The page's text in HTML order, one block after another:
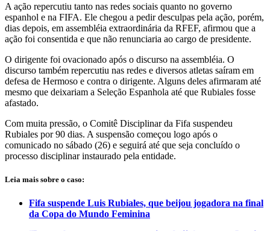
A ação repercutiu tanto nas redes sociais quanto no governo
espanhol e na FIFA. Ele chegou a pedir desculpas pela ação, porém,
dias depois, em assembléia extraordinária da RFEF, afirmou que a
ação foi consentida e que não renunciaria ao cargo de presidente.
O dirigente foi ovacionado após o discurso na assembléia. O
discurso também repercutiu nas redes e diversos atletas saíram em
defesa de Hermoso e contra o dirigente. Alguns deles afirmaram até
mesmo que deixariam a Seleção Espanhola até que Rubiales fosse
afastado.
Com muita pressão, o Comitê Disciplinar da Fifa suspendeu
Rubiales por 90 dias. A suspensão começou logo após o
comunicado no sábado (26) e seguirá até que seja concluído o
processo disciplinar instaurado pela entidade.
Leia mais sobre o caso:
Fifa suspende Luis Rubiales, que beijou jogadora na final
da Copa do Mundo Feminina